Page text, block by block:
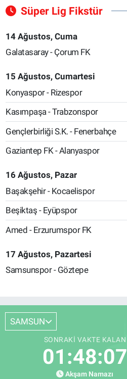
Süper Lig Fikstür
14 Ağustos, Cuma
Galatasaray - Çorum FK
15 Ağustos, Cumartesi
Konyaspor - Rizespor
Kasımpaşa - Trabzonspor
Gençlerbirliği S.K. - Fenerbahçe
Gaziantep FK - Alanyaspor
16 Ağustos, Pazar
Başakşehir - Kocaelispor
Beşiktaş - Eyüpspor
Amed - Erzurumspor FK
17 Ağustos, Pazartesi
Samsunspor - Göztepe
SAMSUN
SONRAKI VAKTE KALAN
01:48:06
Akşam Namazı